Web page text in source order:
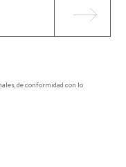
de conformidad con lo